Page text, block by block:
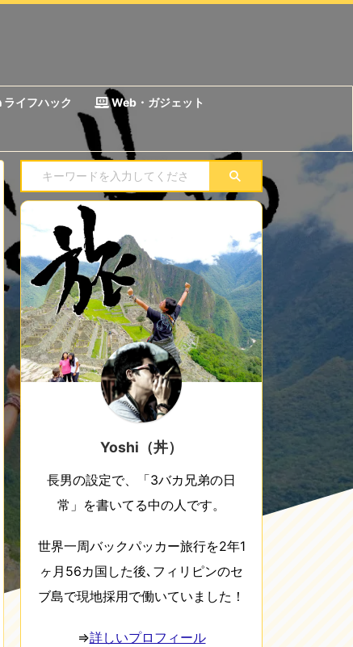
ライフハック Web・ガジェット
Yoshi（丼）
長男の設定で、「3バカ兄弟の日
常」を書いてる中の人です。
世界一周バックパッカー旅行を2年1
ヶ月56カ国した後､フィリピンのセ
ブ島で現地採用で働いていました！
⇒詳しいプロフィール